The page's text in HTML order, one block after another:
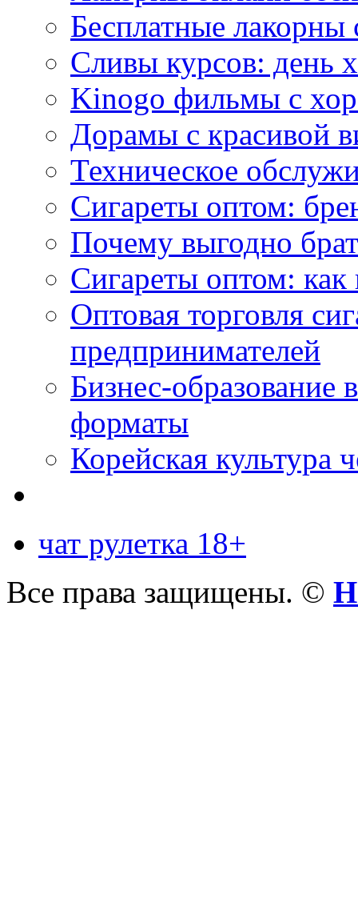
Бесплатные лакорны
Сливы курсов: день
Kinogo фильмы с
Дорамы с красивой
Техническое
Сигареты оптом:
Почему выгодно
Сигареты оптом: как
Оптовая торговля
предпринимателей
Бизнес-образование
форматы
Корейская культура
чат рулетка 18+
Все права защищены. ©